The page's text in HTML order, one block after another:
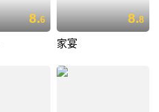
8.6 8.8
家宴